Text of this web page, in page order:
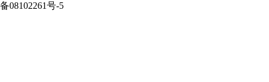
08102261号-5